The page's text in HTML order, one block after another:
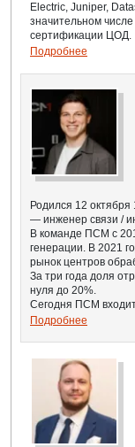
Electric, Juniper,
значительном
сертификации ЦОД.
Подробнее
Родился 12 октября
— инженер связи /
В команде ПСМ с
генерации. В 2021
рынок центров
За три года доля
нуля до 20%.
Сегодня ПСМ
Подробнее